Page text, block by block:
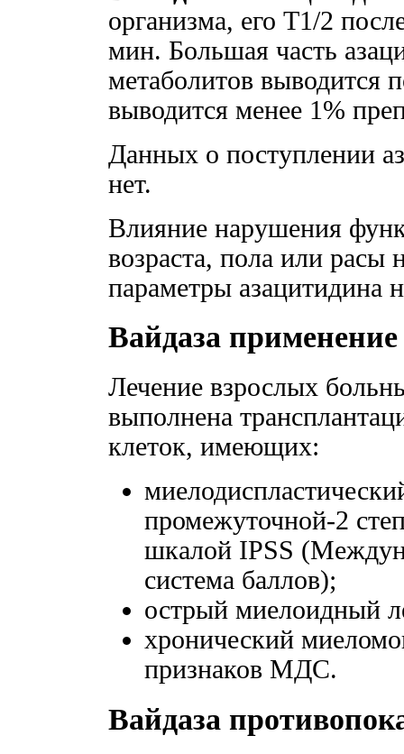
организма, его T1/2
мин. Бoльшая часть
метаболитов выводится
выводится менее 1%
Данных о поступлении
нет.
Влияние нарушения
возраста, пола или расы
параметры азацитидина
Вайдаза применение
Лечение взрослых
выполнена
клеток, имеющих:
промежуточной-2
шкалой IPSS
система баллов);
острый миелоидный
хронический
признаков МДС.
Вайдаза